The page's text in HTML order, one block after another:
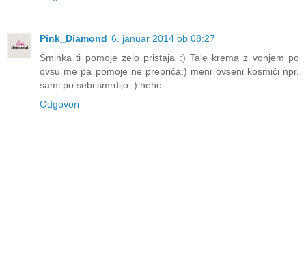
Pink_Diamond 6. januar 2014 ob 08:27
Šminka ti pomoje zelo pristaja :) Tale krema z vonjem po
ovsu me pa pomoje ne prepriča:) meni ovseni kosmiči npr.
sami po sebi smrdijo :) hehe
Odgovori